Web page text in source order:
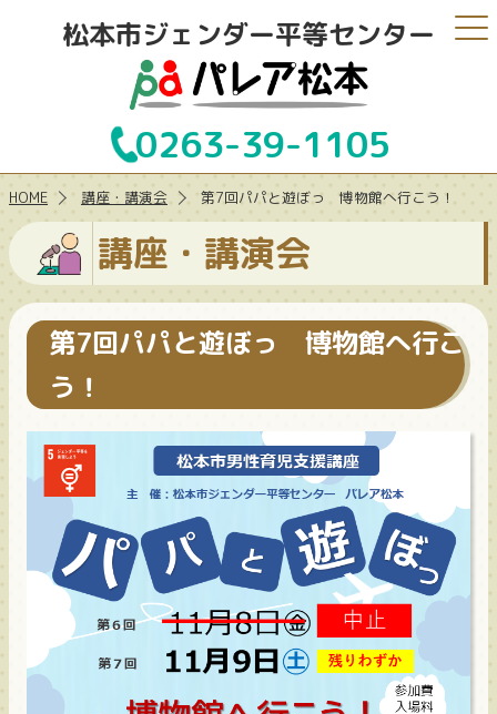
松本市ジェンダー平等センター
0263-39-1105
HOME 講座・講演会 第7回パパと遊ぼっ 博物館へ行こう！
講座・講演会
第7回パパと遊ぼっ 博物館へ行こ
う！